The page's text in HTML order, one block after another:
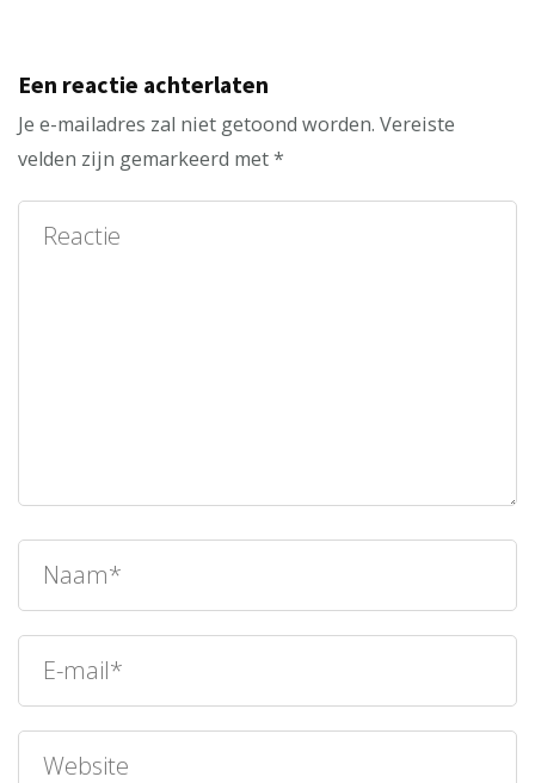
Een reactie achterlaten
Je e-mailadres zal niet getoond worden. Vereiste
velden zijn gemarkeerd met*